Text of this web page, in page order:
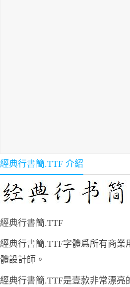
經典行書簡.TTF 介紹
經典行書簡.TTF
經典行書簡.TTF字體爲所有商業
體設計師。
經典行書簡.TTF是壹款非常漂亮